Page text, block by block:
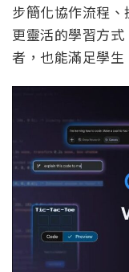
步簡化協作流程
更靈活的學習方
者，也能滿足學生